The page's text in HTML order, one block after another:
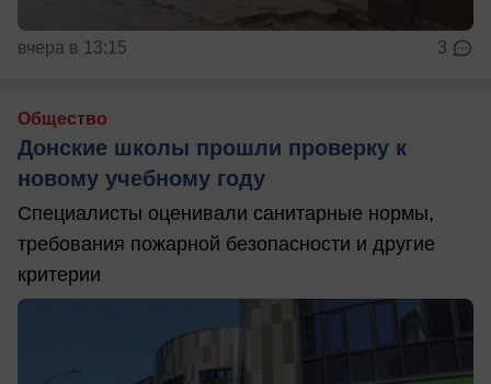
вчера в 13:15 3
Общество
Донские школы прошли проверку к
новому учебному году
Специалисты оценивали санитарные нормы,
требования пожарной безопасности и другие
критерии